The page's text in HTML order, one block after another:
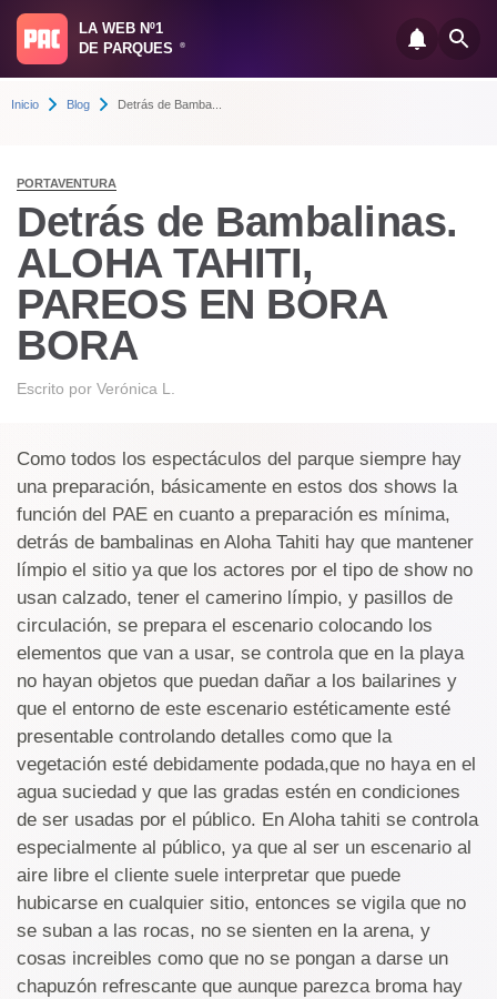
LA WEB Nº1
DE PARQUES
®
Inicio Blog Detrás de Bamba...
PORTAVENTURA
Detrás de Bambalinas.
ALOHA TAHITI,
PAREOS EN BORA
BORA
Escrito por Verónica L.
Como todos los espectáculos del parque siempre hay
una preparación, básicamente en estos dos shows la
función del PAE en cuanto a preparación es mínima,
detrás de bambalinas en Aloha Tahiti hay que mantener
límpio el sitio ya que los actores por el tipo de show no
usan calzado, tener el camerino límpio, y pasillos de
circulación, se prepara el escenario colocando los
elementos que van a usar, se controla que en la playa
no hayan objetos que puedan dañar a los bailarines y
que el entorno de este escenario estéticamente esté
presentable controlando detalles como que la
vegetación esté debidamente podada,que no haya en el
agua suciedad y que las gradas estén en condiciones
de ser usadas por el público. En Aloha tahiti se controla
especialmente al público, ya que al ser un escenario al
aire libre el cliente suele interpretar que puede
hubicarse en cualquier sitio, entonces se vigila que no
se suban a las rocas, no se sienten en la arena, y
cosas increibles como que no se pongan a darse un
chapuzón refrescante que aunque parezca broma hay